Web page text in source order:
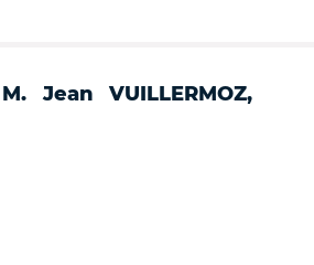
Jean VUILLERMOZ,